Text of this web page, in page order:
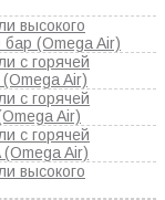
высокого
(Omega Air)
с горячей
Air)
с горячей
Air)
с горячей
Air)
высокого